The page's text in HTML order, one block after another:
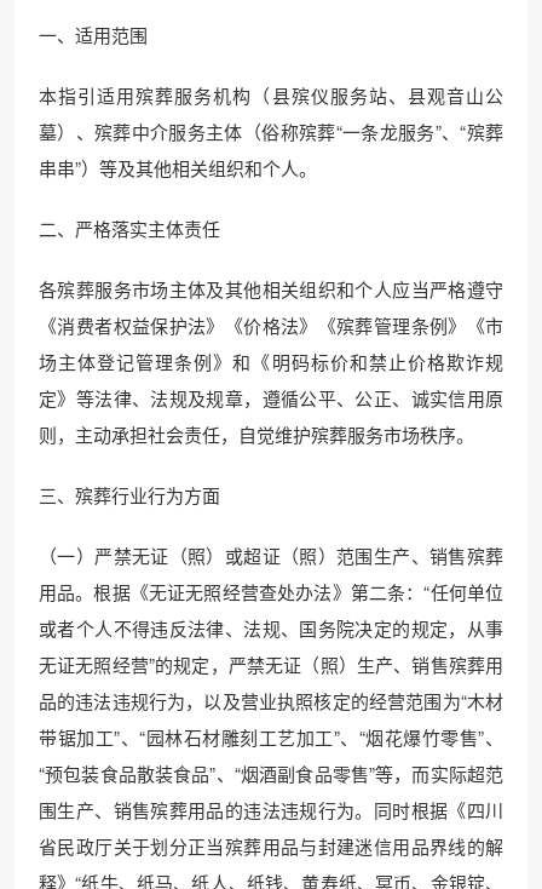
一、适用范围
本指引适用殡葬服务机构（县殡仪服务站、县观音山公
墓）、殡葬中介服务主体（俗称殡葬“一条龙服务”、“殡葬
串串”）等及其他相关组织和个人。
二、严格落实主体责任
各殡葬服务市场主体及其他相关组织和个人应当严格遵守
《消费者权益保护法》《价格法》《殡葬管理条例》《市
场主体登记管理条例》和《明码标价和禁止价格欺诈规
定》等法律、法规及规章，遵循公平、公正、诚实信用原
则，主动承担社会责任，自觉维护殡葬服务市场秩序。
三、殡葬行业行为方面
（一）严禁无证（照）或超证（照）范围生产、销售殡葬
用品。根据《无证无照经营查处办法》第二条：“任何单位
或者个人不得违反法律、法规、国务院决定的规定，从事
无证无照经营”的规定，严禁无证（照）生产、销售殡葬用
品的违法违规行为，以及营业执照核定的经营范围为“木材
带锯加工”、“园林石材雕刻工艺加工”、“烟花爆竹零售”、
“预包装食品散装食品”、“烟酒副食品零售”等，而实际超范
围生产、销售殡葬用品的违法违规行为。同时根据《四川
省民政厅关于划分正当殡葬用品与封建迷信用品界线的解
释》“纸牛、纸马、纸人、纸钱、黄寿纸、冥币、金银锭、